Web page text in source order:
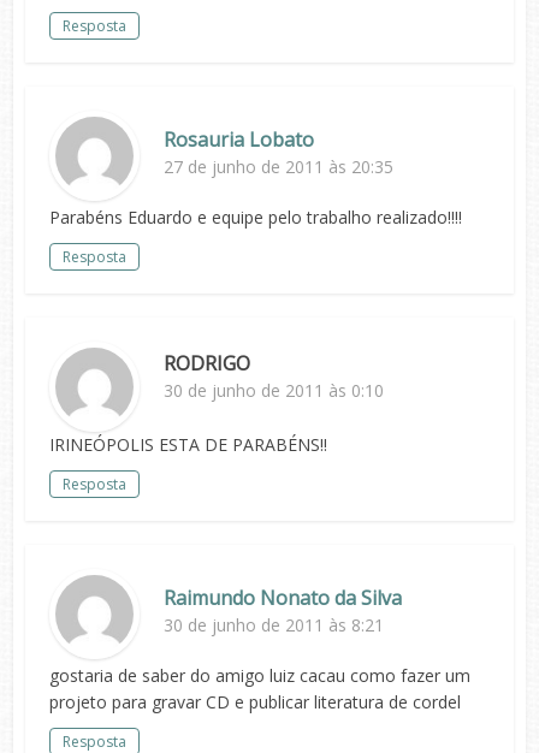
Resposta
Rosauria Lobato
27 de junho de 2011 às 20:35
Parabéns Eduardo e equipe pelo trabalho realizado!!!!
Resposta
RODRIGO
30 de junho de 2011 às 0:10
IRINEÓPOLIS ESTA DE PARABÉNS!!
Resposta
Raimundo Nonato da Silva
30 de junho de 2011 às 8:21
gostaria de saber do amigo luiz cacau como fazer um
projeto para gravar CD e publicar literatura de cordel
Resposta